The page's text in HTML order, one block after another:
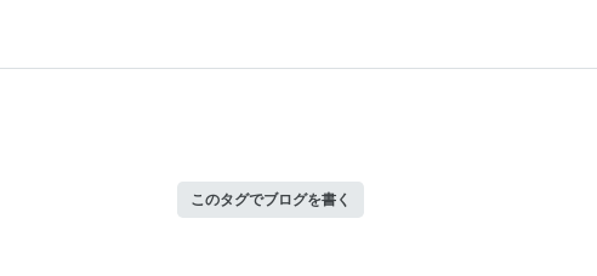
このタグでブログを書く